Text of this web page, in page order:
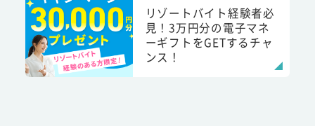
リゾートバイト経験者必
見！3万円分の電子マネ
ーギフトをGETするチャ
ンス！